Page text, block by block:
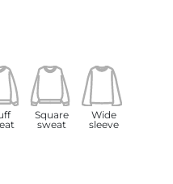
Square
sweat
Wide
sleeve